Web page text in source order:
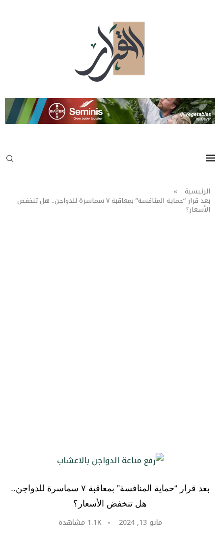
الرئيسية »
بعد قرار “حماية المنافسة” بمعاقبة ٧ سماسرة للدواجن.. هل تنخفض
الأسعار؟
بعد قرار “حماية المنافسة” بمعاقبة ٧ سماسرة للدواجن..
هل تنخفض الأسعار؟
مايو 13, 2024 1.1K مشاهدة